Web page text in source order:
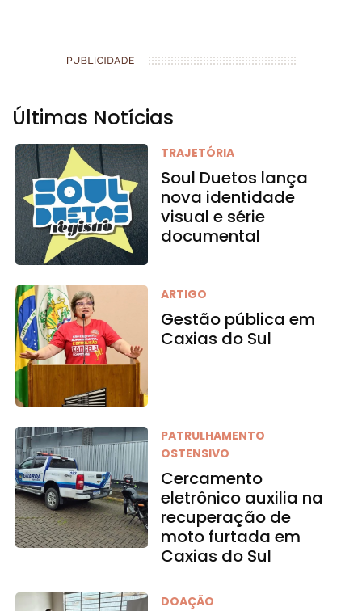
Últimas Notícias
TRAJETÓRIA
Soul Duetos lança
nova identidade
visual e série
documental
ARTIGO
Gestão pública em
Caxias do Sul
PATRULHAMENTO
OSTENSIVO
Cercamento
eletrônico auxilia na
recuperação de
moto furtada em
Caxias do Sul
DOAÇÃO